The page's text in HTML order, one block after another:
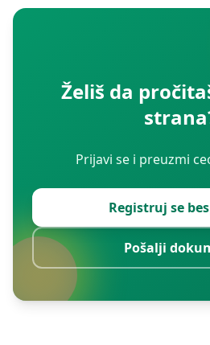
Želiš da
Prijavi se i preuzmi
Registruj se
Pošalji